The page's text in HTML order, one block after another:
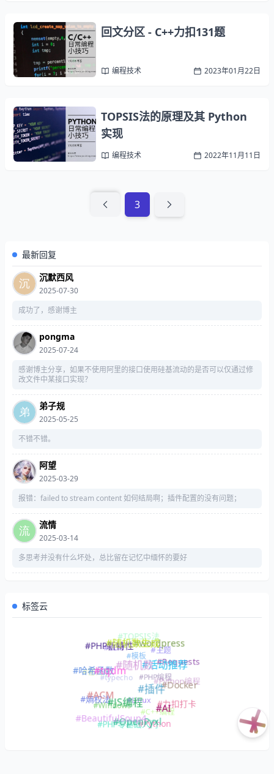
回文分区 - C++力扣131题
编程技术 2023年01月22日
TOPSIS法的原理及其 Python
实现
编程技术 2022年11月11日
3
最新回复
沉默西风
2025-07-30
成功了，感谢博主
pongma
2025-07-24
感谢博主分享，如果不使用阿里的接口使用硅基流动的是否可以仅通过修
改文件中某接口实现？
弟子规
2025-05-25
不错不错。
阿望
2025-03-29
报错：failed to stream content 如何结局啊；插件配置的没有问题；
流情
2025-03-14
多思考并没有什么坏处，总比留在记忆中缅怀的要好
标签云
#C++编程
#Linux
#PHP编程#Python编程
#力扣打卡
#Python
#PHP零基础入门
#Windows
#typecho
#模板 #主题
#Requests
#Docker
#AI
#OpenPyxl
#BeautifulSoup4
#熵权法
#密码学
#LLM
#TOPSIS法
#wordpress
#活动推荐
#插件
#JS编程
#ACM
#哈希函数
#PHP新特性
#随机数生成
#随机数
#tqdm